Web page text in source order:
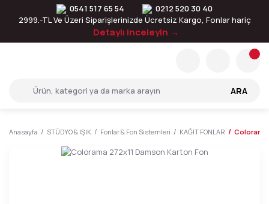
0541 517 65 54
0212 520 30 40
2999.-TL Ve Üzeri Siparişlerinizde Ücretsiz Kargo, Fonlar hariç
Detaylı inceleyin →
ARA
Anasayfa STÜDYO & IŞIK Fonlar & Fon Sistemleri KAĞIT FONLAR Colorama